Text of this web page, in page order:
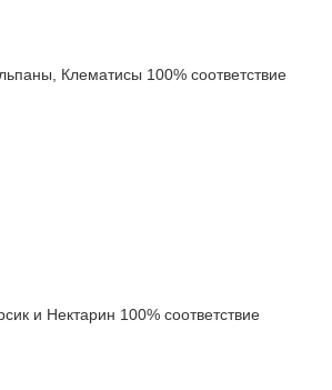
Клематисы 100% соответствие
Нектарин 100% соответствие